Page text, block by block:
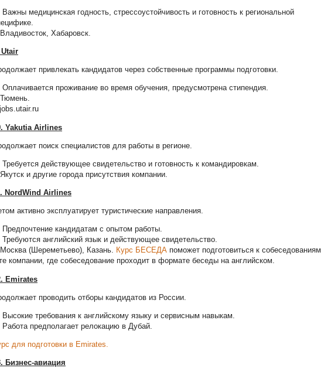
Важны медицинская годность, стрессоустойчивость и готовность к региональной
Хабаровск.
привлекать кандидатов через собственные программы подготовки.
Оплачивается проживание во время обучения, предусмотрена стипендия.
jobs.utair.ru
Yakutia Airlines
поиск специалистов для работы в регионе.
Требуется действующее свидетельство и готовность к командировкам.
и другие города присутствия компании.
NordWind Airlines
активно эксплуатирует туристические направления.
Предпочтение кандидатам с опытом работы.
Требуются английский язык и действующее свидетельство.
(Шереметьево), Казань. Курс БЕСЕДА поможет подготовиться к собеседованиям
компании, где собеседование проходит в формате беседы на английском.
Emirates
проводить отборы кандидатов из России.
Высокие требования к английскому языку и сервисным навыкам.
Работа предполагает релокацию в Дубай.
для подготовки в Emirates.
Бизнес-авиация